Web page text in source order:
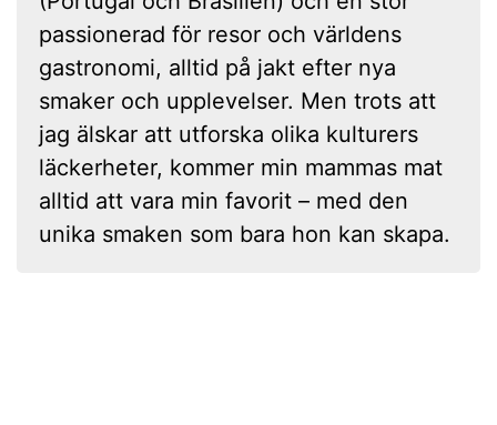
passionerad för resor och världens
gastronomi, alltid på jakt efter nya
smaker och upplevelser. Men trots att
jag älskar att utforska olika kulturers
läckerheter, kommer min mammas mat
alltid att vara min favorit – med den
unika smaken som bara hon kan skapa.